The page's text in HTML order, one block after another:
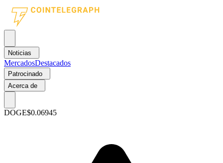
Noticias
MercadosDestacados
Patrocinado
Acerca de
DOGE$0.06945